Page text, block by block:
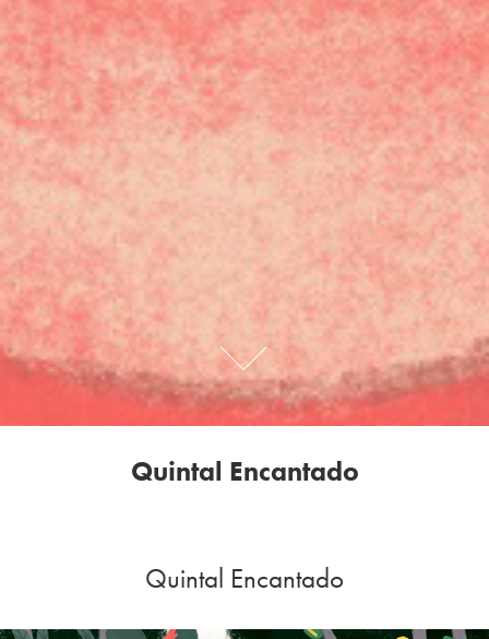
Quintal Encantado
Quintal Encantado